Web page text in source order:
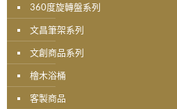
360度旋轉盤系列
文昌筆架系列
文創商品系列
檜木浴桶
客製商品